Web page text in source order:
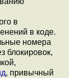
в
в коде.
номера
блокировок,
, привычный